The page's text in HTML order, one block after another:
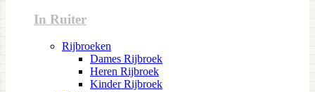
In Ruiter
Rijbroeken
Dames Rijbroek
Heren Rijbroek
Kinder Rijbroek